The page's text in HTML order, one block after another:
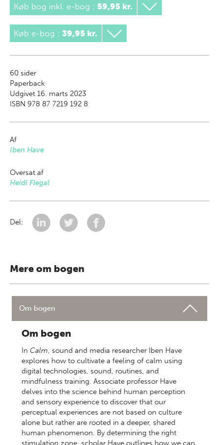
Køb bog inkl. e-bog : 59,95 kr.
Køb e-bog : 39,95 kr.
60 sider
Paperback
Udgivet 16. marts 2023
ISBN 978 87 7219 192 8
Af
Iben Have
Oversat af
Heidi Flegal
Del:
Mere om bogen
Om bogen
Om bogen
In Calm, sound and media researcher Iben Have
explores how to cultivate a feeling of calm using
digital technologies, sound, routines, and
mindfulness training. Associate professor Have
delves into the science behind human perception
and sensory experience to discover that our
perceptual experiences are not based on culture
alone but rather are rooted in a deeper, shared
human phenomenon. By determining the right
stimulation zone, scholar Have outlines how we can